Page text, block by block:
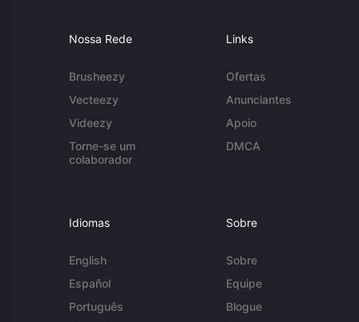
Nossa Rede
Brusheezy
Vecteezy
Videezy
Torne-se um
colaborador
Links
Ofertas
Anunciantes
Apoio
DMCA
Idiomas
English
Español
Português
Sobre
Sobre
Equipe
Blogue